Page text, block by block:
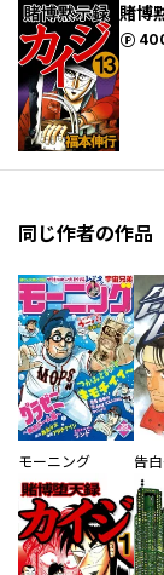
賭博
ポイント
同じ作者の作品
モーニング